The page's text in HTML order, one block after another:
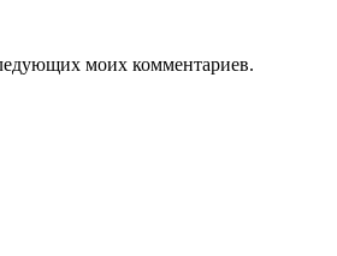
моих комментариев.